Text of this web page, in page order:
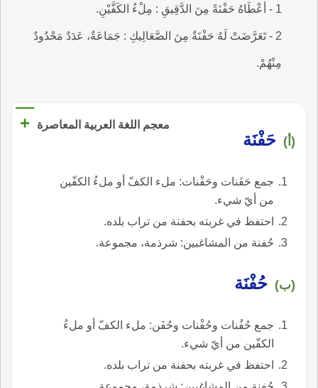
1 - أعْطَاهُ حَفْنَةً مِنَ الدَّقِيقِ : مِلْءُ الكَفَّيْنِ.
2 - تَعَرَّضَتْ لَهُ حَفْنَةٌ مِنَ الصَّعَالِيكِ : جَمَاعَةٌ، عَدَدٌ مَحْدُودٌ
مِنْهُمْ.
معجم اللغة العربية المعاصرة +
(أ) حَفْنَة
جمع حَفَنات وحَفْنات: ملء الكفّ أو ملءُ الكفّين
من أيّ شيء.
احتفظ في غربته بحفنة من تراب بلده.
حُفنة من المشاغبين: شرذمة، مجموعة.
(ب) حُفْنَة
جمع حُفُنات وحُفْنات وحُفَن: ملء الكفّ أو ملءُ
الكفّين من أيّ شيء.
احتفظ في غربته بحفنة من تراب بلده.